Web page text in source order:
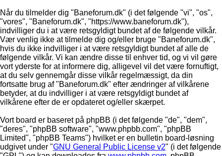
Når du tilmelder dig "Baneforum.dk" (i det følgende "vi", "os",
"vores", "Baneforum.dk", "https://www.baneforum.dk"),
indvilliger du i at være retsgyldigt bundet af de følgende vilkår.
Vær venlig ikke at tilmelde dig og/eller bruge "Baneforum.dk",
hvis du ikke indvilliger i at være retsgyldigt bundet af alle de
følgende vilkår. Vi kan ændre disse til enhver tid, og vi vil gøre
vort yderste for at informere dig, alligevel vil det være fornuftigt,
at du selv gennemgår disse vilkår regelmæssigt, da din
fortsatte brug af "Baneforum.dk" efter ændringer af vilkårene
betyder, at du indvilliger i at være retsgyldigt bundet af
vilkårene efter de er opdateret og/eller skærpet.
Vort board er baseret på phpBB (i det følgende "de", "dem",
"deres", "phpBB software", "www.phpbb.com", "phpBB
Limited", "phpBB Teams") hvilket er en bulletin board-løsning
udgivet under "GNU General Public License v2" (i det følgende